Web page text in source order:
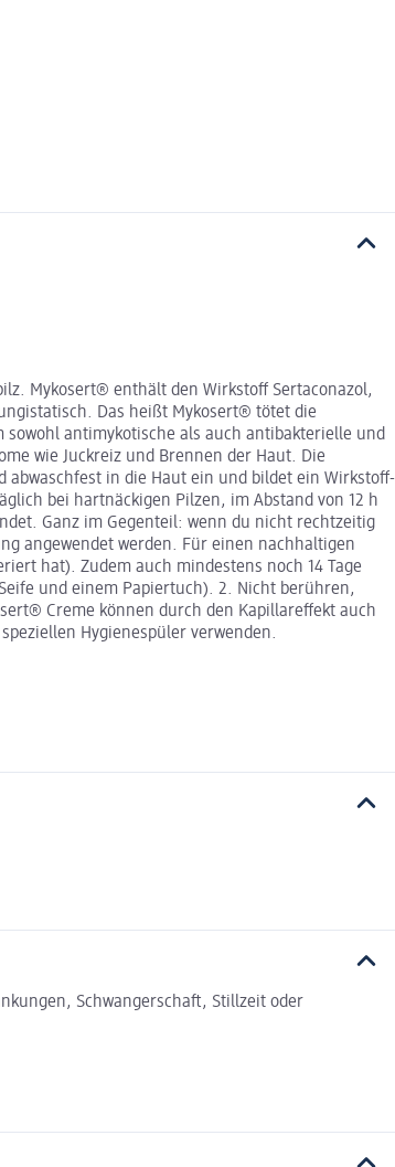
Mykosert® enthält den Wirkstoff Sertaconazol,
Das heißt Mykosert® tötet die
antimykotische als auch antibakterielle und
wie Juckreiz und Brennen der Haut. Die
in die Haut ein und bildet ein Wirkstoff-
bei hartnäckigen Pilzen, im Abstand von 12 h
Ganz im Gegenteil: wenn du nicht rechtzeitig
angewendet werden. Für einen nachhaltigen
hat). Zudem auch mindestens noch 14 Tage
und einem Papiertuch). 2. Nicht berühren,
Creme können durch den Kapillareffekt auch
Hygienespüler verwenden.
Schwangerschaft, Stillzeit oder